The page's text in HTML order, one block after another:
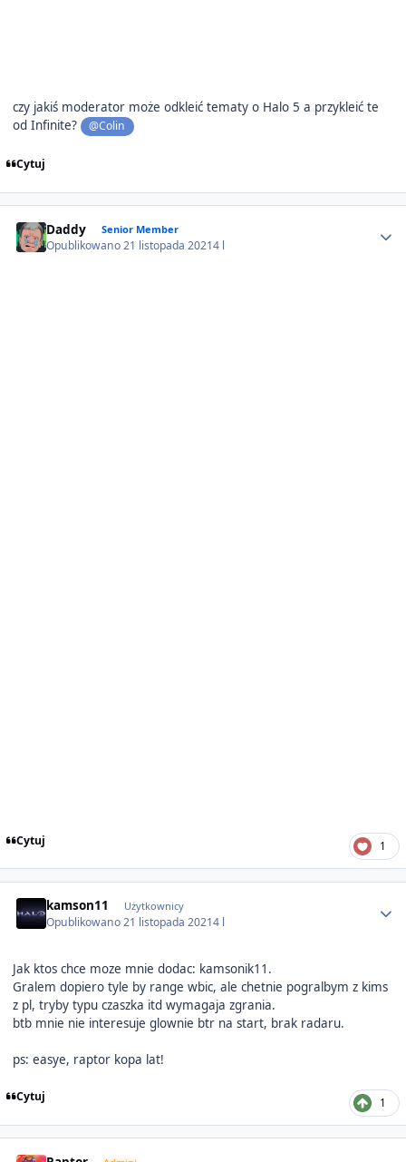
czy jakiś moderator może odkleić tematy o Halo 5 a przykleić te
od Infinite?
@Colin
Cytuj
Daddy Senior Member
Opublikowano21 listopada 20214 l
Cytuj 1
kamson11 Użytkownicy
Opublikowano21 listopada 20214 l
Jak ktos chce moze mnie dodac: kamsonik11.
Gralem dopiero tyle by range wbic, ale chetnie pogralbym z kims
z pl, tryby typu czaszka itd wymagaja zgrania.
btb mnie nie interesuje glownie btr na start, brak radaru.
ps: easye, raptor kopa lat!
Cytuj 1